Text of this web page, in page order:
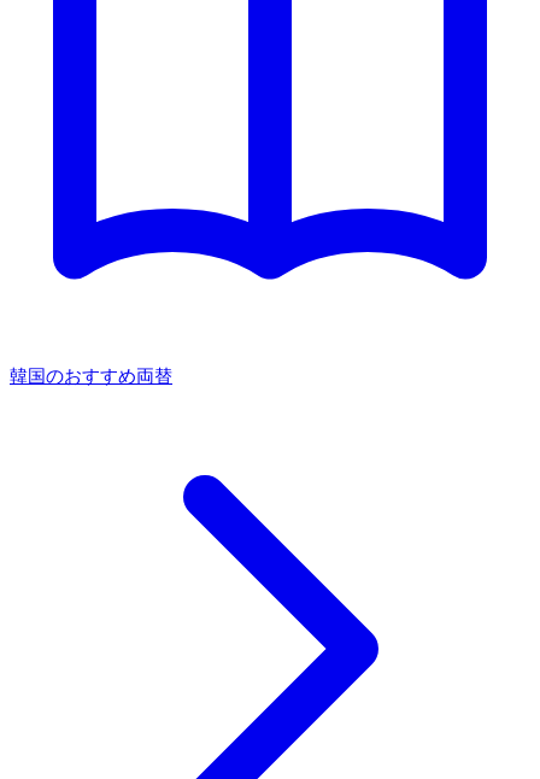
韓国のおすすめ両替